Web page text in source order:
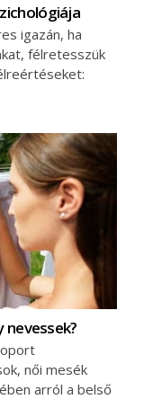
igazán, ha
félretesszük
nevessek?
női mesék
arról a belső